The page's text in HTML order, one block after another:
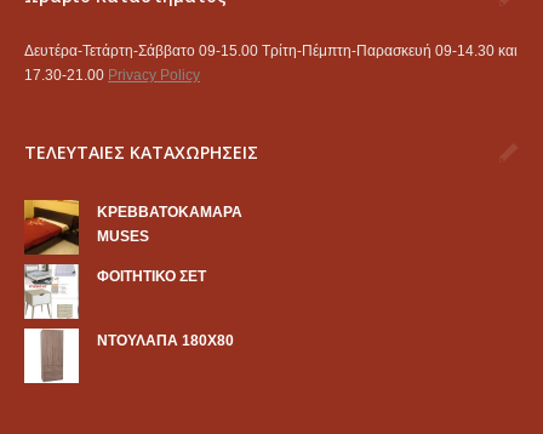
Δευτέρα-Τετάρτη-Σάββατο 09-15.00 Τρίτη-Πέμπτη-Παρασκευή 09-14.30 και
17.30-21.00 Privacy Policy
ΤΕΛΕΥΤΑΙΕΣ ΚΑΤΑΧΩΡΗΣΕΙΣ
KΡΕΒΒΑΤΟΚΑΜΑΡΑ
MUSES
ΦΟΙΤΗΤΙΚΟ ΣΕΤ
ΝΤΟΥΛΑΠΑ 180Χ80